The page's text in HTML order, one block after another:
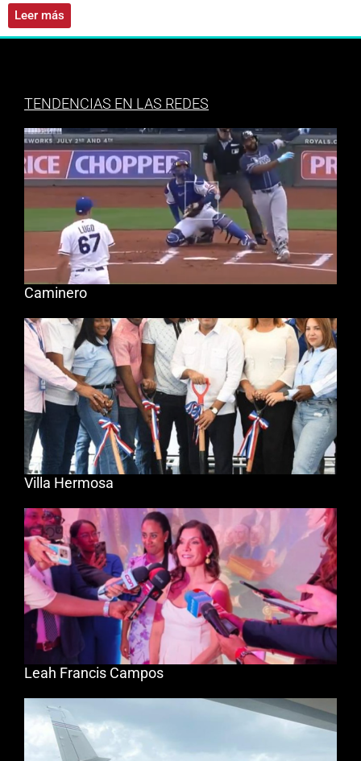
Leer más
TENDENCIAS EN LAS REDES
Caminero
Villa Hermosa
Leah Francis Campos